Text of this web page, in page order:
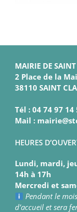
MAIRIE DE
2 Place de la
38110 SAINT
Tél : 04 74 97 14
Mail :
HEURES
Lundi, mardi,
14h à 17h
Mercredi et
Pendant le
d’accueil et sera